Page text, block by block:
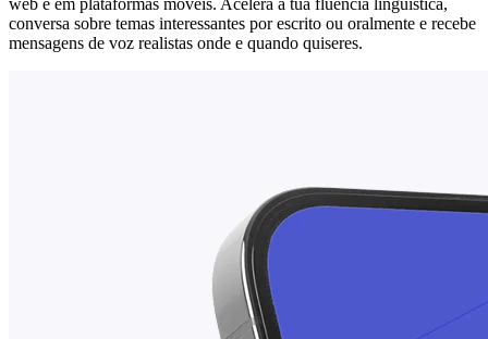
conversa sobre temas interessantes por escrito ou oralmente e recebe
mensagens de voz realistas onde e quando quiseres.